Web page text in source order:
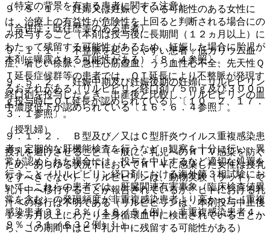
９．５．１． 妊婦又は妊娠している可能性のある女性に
は、治療上の有益性が危険性を上回ると判断される場合にの
み投与すること（本剤は投与後に長期間（１２ヵ月以上）に
わたって残留する可能性があるため、妊娠した場合に胎児が
本剤に曝露される可能性がある）〔８．４参照〕。
９．５．２． 妊娠中期及び妊娠後期の妊婦にリルピビリン
経口剤を投与したとき、出産後と比較し、リルピビリンの血
中濃度低下が認められている〔１６．６．４参照〕。
（授乳婦）
授乳を避けさせること（一般に、乳児へのＨＩＶ感染を防ぐ
ため、あらゆる状況下においてＨＩＶに感染した女性は授乳
をすべきでない）、リルピビリンは、動物実験（ラット）で
乳汁中へ移行することが報告されているが、ヒトにおける乳
汁への移行は不明である（リルピビリンは、本剤投与中止後
１２ヵ月以上にわたり全身循環血中に検出されていることか
ら、この期間中はヒト乳汁中に残留する可能性がある）
（特定の背景を有する患者に関する注意）
（合併症・既往歴等のある患者）
９．１．１． 不整脈を起こしやすい患者：低カリウム血
症、著しい徐脈、急性心筋虚血、うっ血性心不全、先天性Ｑ
Ｔ延長症候群等の患者では、ＱＴ延長により不整脈が発現す
るおそれがある（リルピビリン経口剤７５ｍｇ及び３００ｍ
ｇ投与時にＱＴ延長が認められている）〔１０．２、１７．
３．１参照〕。
９．１．２． Ｂ型及び／又はＣ型肝炎ウイルス重複感染患
者：定期的な肝機能検査を行うなど、観察を十分に行い、異
常が認められた場合には、投与を中止するなど適切な処置を
行うこと（リルピビリン経口剤における海外第３相試験にお
いて、これらの患者では、肝臓関連有害事象（臨床検査値異
常を含む）の発現頻度が非重複感染患者より高かった［重複
感染患者３３．３％（１８／５４例）、非重複感染患者４．
９％（３１／６３２例）］）。